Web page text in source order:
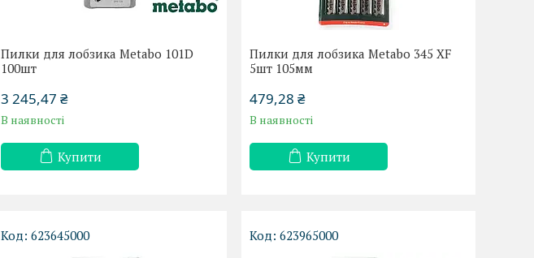
Пилки для лобзика Metabo 101D
100шт
3 245,47 ₴
В наявності
Купити
Пилки для лобзика Metabo 345 XF
5шт 105мм
479,28 ₴
В наявності
Купити
623645000 623965000